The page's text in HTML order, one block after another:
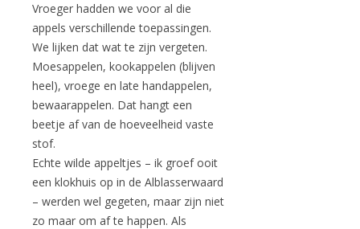
Vroeger hadden we voor al die
appels verschillende toepassingen.
We lijken dat wat te zijn vergeten.
Moesappelen, kookappelen (blijven
heel), vroege en late handappelen,
bewaarappelen. Dat hangt een
beetje af van de hoeveelheid vaste
stof.
Echte wilde appeltjes – ik groef ooit
een klokhuis op in de Alblasserwaard
– werden wel gegeten, maar zijn niet
zo maar om af te happen. Als